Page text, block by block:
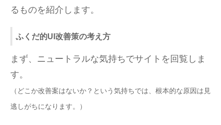
るものを紹介します。
ふくだ的UI改善策の考え方
まず、ニュートラルな気持ちでサイトを回覧しま
す。
（どこか改善案はないか？という気持ちでは、根本的な原因は見
逃しがちになります。）